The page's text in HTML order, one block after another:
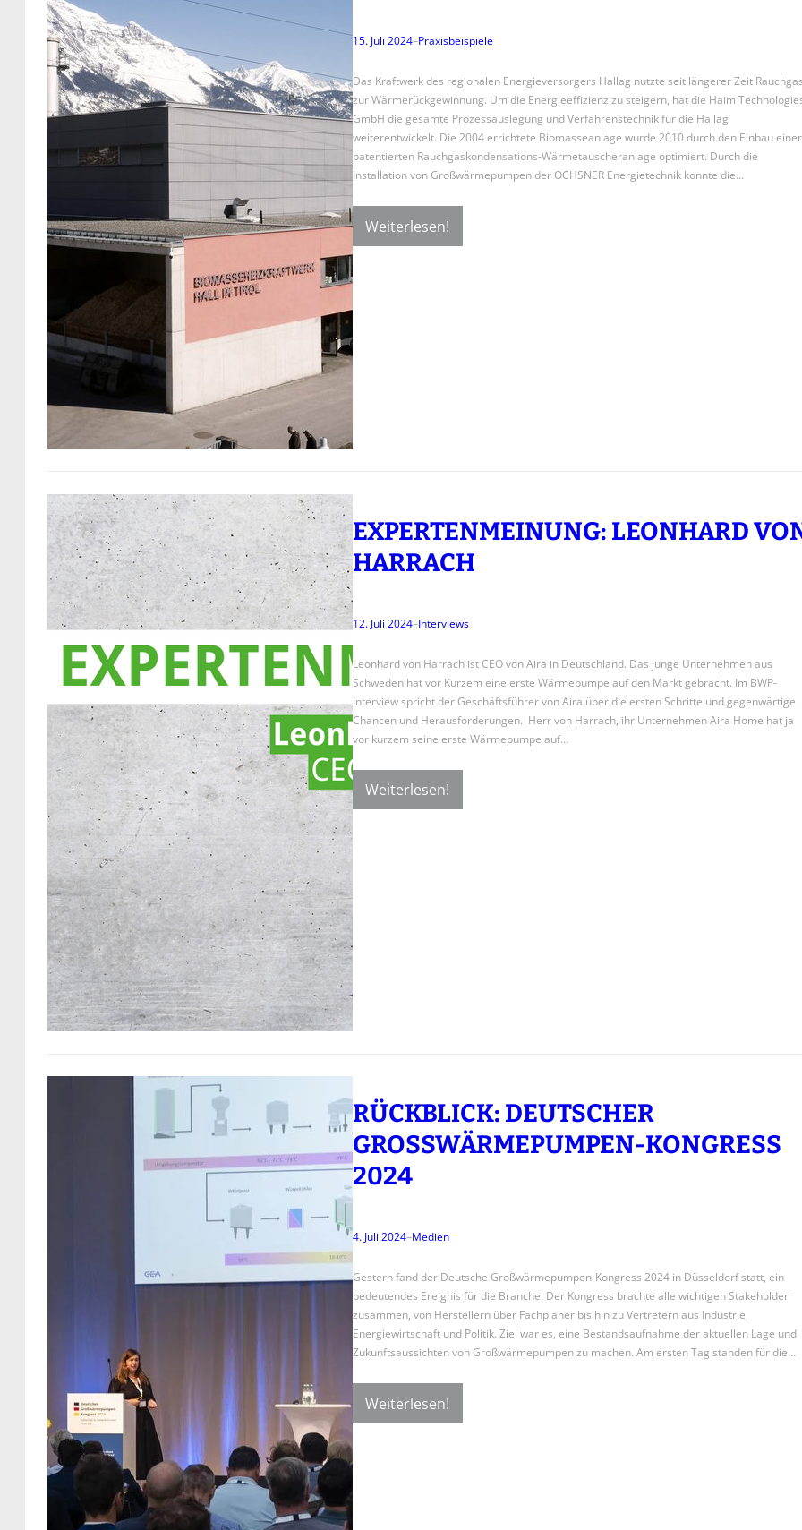
15. Juli 2024–Praxisbeispiele
Das Kraftwerk des regionalen Energieversorgers Hallag nutzte seit längerer Zeit
zur Wärmerückgewinnung. Um die Energieeffizienz zu steigern, hat die Haim
GmbH die gesamte Prozessauslegung und Verfahrenstechnik für die Hallag
weiterentwickelt. Die 2004 errichtete Biomasseanlage wurde 2010 durch den Einbau einer
patentierten Rauchgaskondensations-Wärmetauscheranlage optimiert. Durch die
Installation von Großwärmepumpen der OCHSNER Energietechnik konnte die…
Weiterlesen!
EXPERTENMEINUNG: LEONHARD
HARRACH
12. Juli 2024–Interviews
Leonhard von Harrach ist CEO von Aira in Deutschland. Das junge Unternehmen aus
Schweden hat vor Kurzem eine erste Wärmepumpe auf den Markt gebracht. Im BWP-
Interview spricht der Geschäftsführer von Aira über die ersten Schritte und gegenwärtige
Chancen und Herausforderungen. Herr von Harrach, ihr Unternehmen Aira Home hat ja
vor kurzem seine erste Wärmepumpe auf…
Weiterlesen!
RÜCKBLICK: DEUTSCHER
GROSSWÄRMEPUMPEN-KONGRESS 2
024
4. Juli 2024–Medien
Gestern fand der Deutsche Großwärmepumpen-Kongress 2024 in Düsseldorf statt, ein
bedeutendes Ereignis für die Branche. Der Kongress brachte alle wichtigen Stakeholder
zusammen, von Herstellern über Fachplaner bis hin zu Vertretern aus Industrie,
Energiewirtschaft und Politik. Ziel war es, eine Bestandsaufnahme der aktuellen Lage und
Zukunftsaussichten von Großwärmepumpen zu machen. Am ersten Tag standen für die…
Weiterlesen!